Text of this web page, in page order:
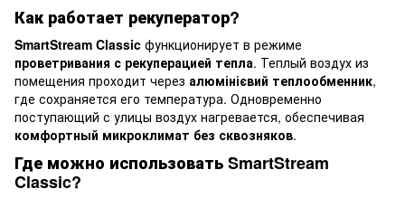
Как работает рекуператор?
SmartStream Classic функционирует в режиме
проветривания с рекуперацией тепла. Теплый воздух из
помещения проходит через алюмінієвий теплообменник,
где сохраняется его температура. Одновременно
поступающий с улицы воздух нагревается, обеспечивая
комфортный микроклимат без сквозняков.
Где можно использовать SmartStream
Classic?